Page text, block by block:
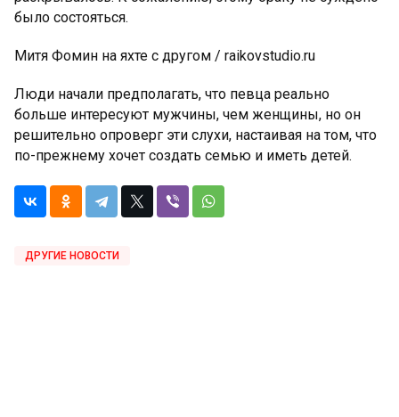
было состояться.
Митя Фомин на яхте с другом / raikovstudio.ru
Люди начали предполагать, что певца реально
больше интересуют мужчины, чем женщины, но он
решительно опроверг эти слухи, настаивая на том, что
по-прежнему хочет создать семью и иметь детей.
ДРУГИЕ НОВОСТИ